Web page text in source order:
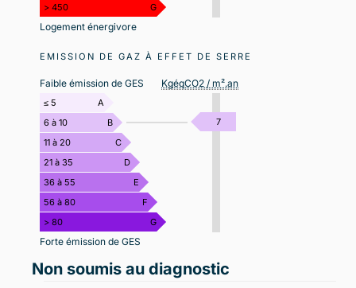
> 450
G
Logement énergivore
EMISSION DE GAZ À EFFET DE SERRE
Faible émission de GES KgéqCO2 / m².an
≤ 5
A
6 à 10
B
11 à 20
C
21 à 35
D
36 à 55
E
56 à 80
F
> 80
G
7
Forte émission de GES
Non soumis au diagnostic